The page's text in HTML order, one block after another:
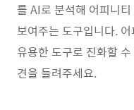
를 AI로 분석해 어피니
보여주는 도구입니다.
유용한 도구로 진화할
견을 들려주세요.